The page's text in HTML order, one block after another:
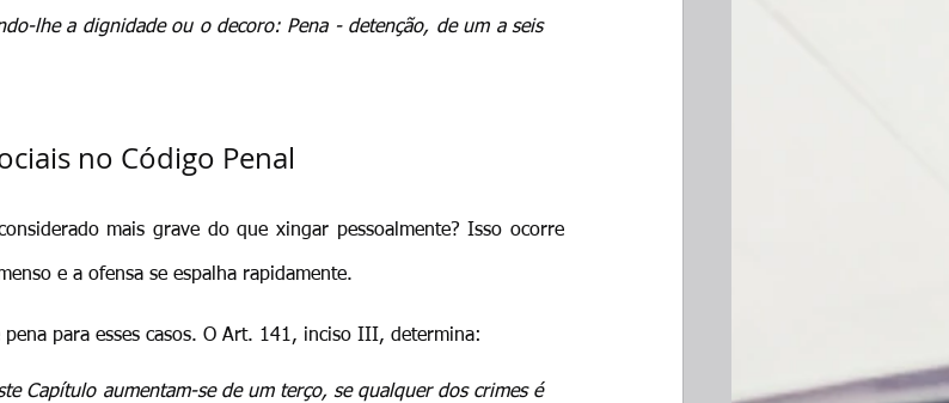
lhe a dignidade ou o decoro: Pena - detenção, de um a seis
no Código Penal
mais grave do que xingar pessoalmente? Isso ocorre
e a ofensa se espalha rapidamente.
para esses casos. O Art. 141, inciso III, determina:
Capítulo aumentam-se de um terço, se qualquer dos crimes é